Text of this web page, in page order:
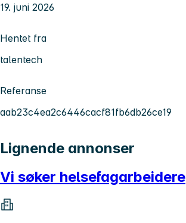
19. juni 2026
Hentet fra
talentech
Referanse
aab23c4ea2c6446cacf81fb6db26ce19
Lignende annonser
Vi søker helsefagarbeidere